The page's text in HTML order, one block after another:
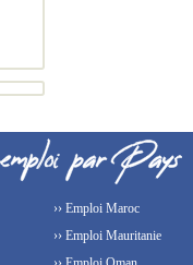
›› Emploi Maroc
›› Emploi Mauritanie